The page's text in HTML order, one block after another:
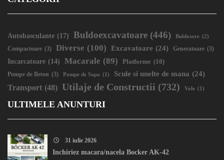
Autobasculante (17) Buldoexcavatoare (446) Buldozere (2)
Compactoare (3) Diverse (100) Excavatoare (24) Generatoare (3)
Incarcatoare (14) Macarale (89) Platforme (10)
Pompe de Beton (3) Pompe de Sapa (1) Scule si unelte de mana (24)
Transport (48) Utilaje de Constructii (732) Vole (1)
ULTIMELE ANUNTURI
31 iulie 2026
Inchiriez macara/nacela Bocker AK-42